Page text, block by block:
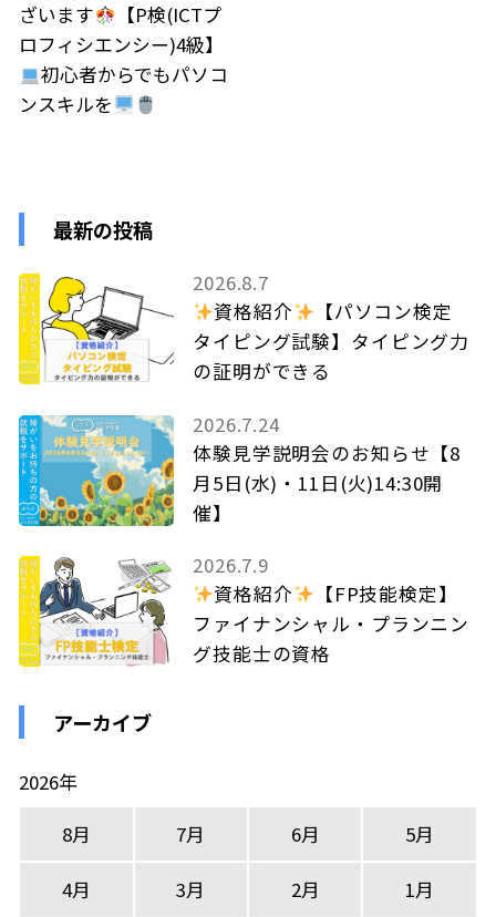
ざいます
【P検(ICTプ
ロフィシエンシー)4級】
初心者からでもパソコ
ンスキルを
最新の投稿
2026.8.7
資格紹介
【パソコン検定
タイピング試験】タイピング力
の証明ができる
2026.7.24
体験見学説明会のお知らせ【8
月5日(水)・11日(火)14:30開
催】
2026.7.9
資格紹介
【FP技能検定】
ファイナンシャル・プランニン
グ技能士の資格
アーカイブ
2026年
8月
7月 6月 5月
4月 3月 2月 1月